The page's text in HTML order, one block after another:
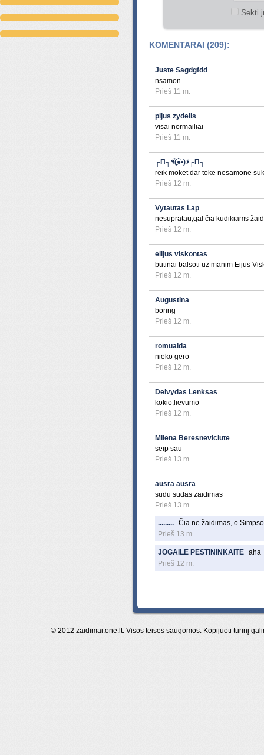
Sekti
KOMENTARAI (209):
Juste Sagdgfdd
nsamon
Prieš 11 m.
pijus zydelis
visai normailiai
Prieš 11 m.
┌П┐٩(̾●̮̮̃̾•̃̾)۶┌П┐
reik moket dar toke nesamone
Prieš 12 m.
Vytautas Lap
nesupratau,gal čia kūdikiams
Prieš 12 m.
elijus viskontas
butinai balsoti uz manim Eijus
Prieš 12 m.
Augustina
boring
Prieš 12 m.
romualda
nieko gero
Prieš 12 m.
Deivydas Lenksas
kokio,lievumo
Prieš 12 m.
Milena Beresneviciute
seip sau
Prieš 13 m.
ausra ausra
sudu sudas zaidimas
Prieš 13 m.
......... Čia ne žaidimas, o
Prieš 13 m.
JOGAILE PESTININKAITE aha
Prieš 12 m.
© 2012 zaidimai.one.lt. Visos teisės saugomos. Kopijuoti turinį